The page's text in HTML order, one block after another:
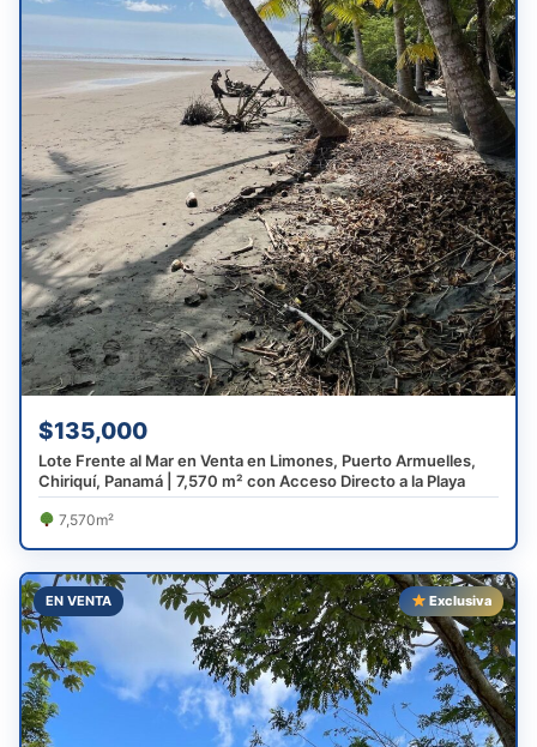
$135,000
Lote Frente al Mar en Venta en Limones, Puerto Armuelles,
Chiriquí, Panamá | 7,570 m² con Acceso Directo a la Playa
7,570m²
EN VENTA Exclusiva